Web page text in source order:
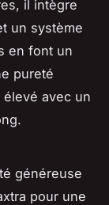
il intègre
un système
en font un
pureté
avec un
généreuse
pour une